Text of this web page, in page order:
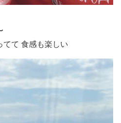
て 食感も楽しい